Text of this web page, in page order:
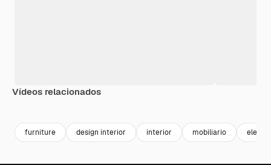
Vídeos relacionados
furniture design interior interior mobiliario